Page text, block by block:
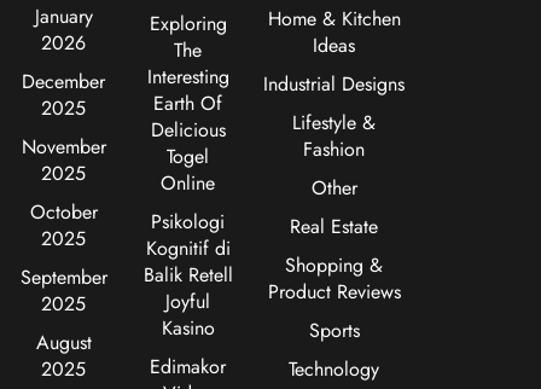
January
2026
December
2025
November
2025
October
2025
September
2025
August
2025
Exploring
The
Interesting
Earth Of
Delicious
Togel
Online
Psikologi
Kognitif di
Balik Retell
Joyful
Kasino
Edimakor
Home & Kitchen
Ideas
Industrial Designs
Lifestyle &
Fashion
Other
Real Estate
Shopping &
Product Reviews
Sports
Technology